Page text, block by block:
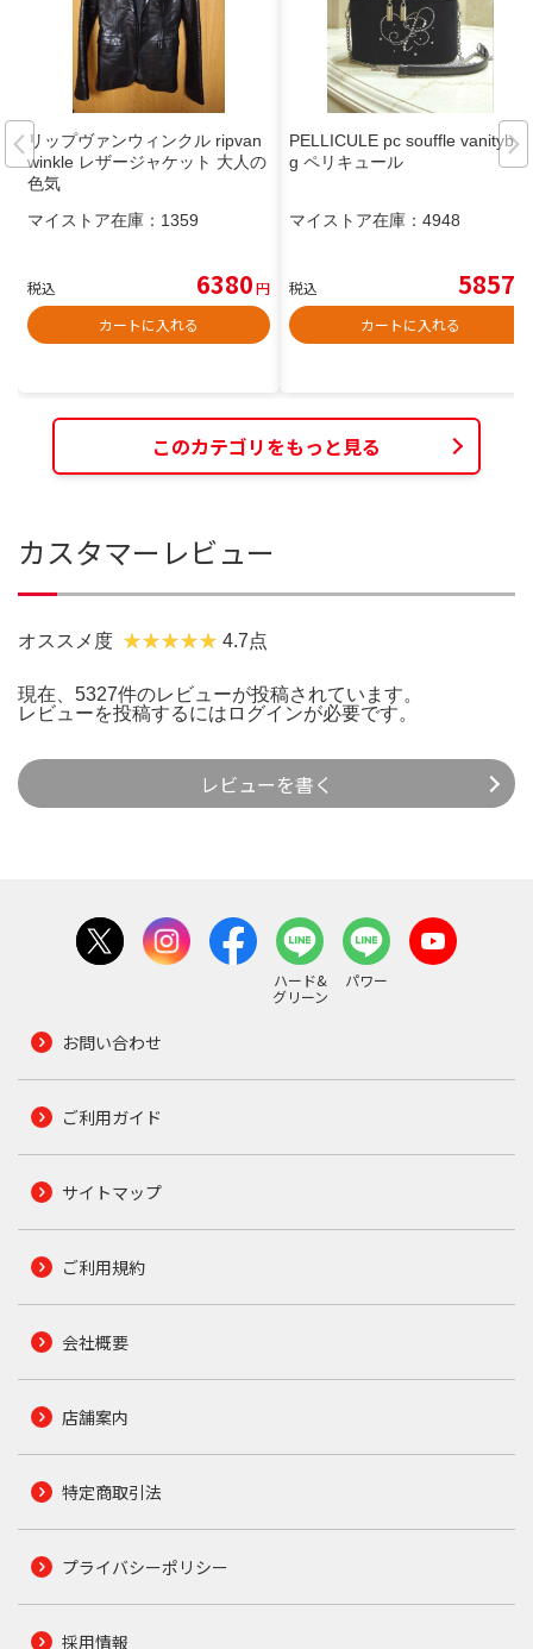
リップヴァンウィンクル ripvan
winkle レザージャケット 大人の
色気
マイストア在庫： 1359
税込 6380円
カートに入れる
PELLICULE pc souffle vanityba
g ペリキュール
マイストア在庫： 4948
税込 5857
カートに入れる
このカテゴリをもっと見る
カスタマーレビュー
オススメ度 4.7点
現在、5327件のレビューが投稿されています。
レビューを投稿するには ログインが必要です。
レビューを書く
ハード&
グリーン
パワー
お問い合わせ
ご利用ガイド
サイトマップ
ご利用規約
会社概要
店舗案内
特定商取引法
プライバシーポリシー
採用情報